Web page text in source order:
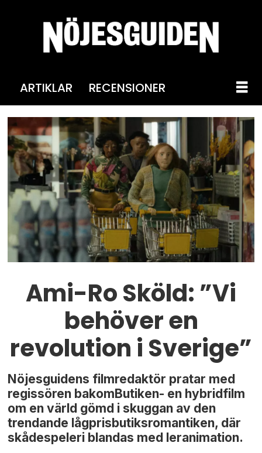
ARTIKLAR RECENSIONER
Ami-Ro Sköld: ”Vi
behöver en
revolution i Sverige”
Nöjesguidens filmredaktör pratar med
regissören bakomButiken- en hybridfilm
om en värld gömd i skuggan av den
trendande lågprisbutiksromantiken, där
skådespeleri blandas med leranimation.